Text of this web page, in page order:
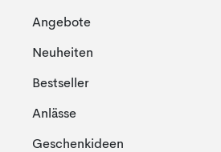
Angebote
Neuheiten
Bestseller
Anlässe
Geschenkideen